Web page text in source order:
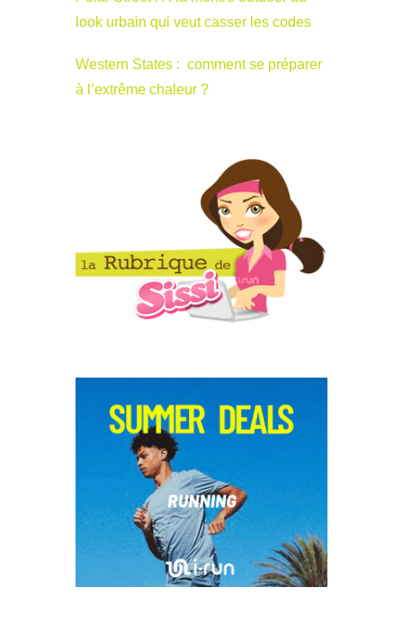
look urbain qui veut casser les codes
Western States : comment se préparer
à l’extrême chaleur ?